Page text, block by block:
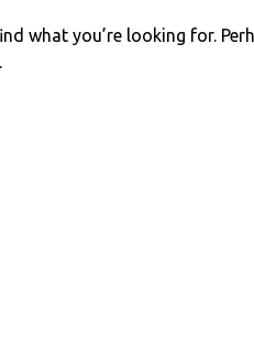
what you’re looking for.